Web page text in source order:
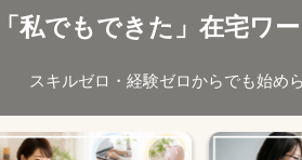
「私でもできた」在宅ワ
スキルゼロ・経験ゼロからでも始め